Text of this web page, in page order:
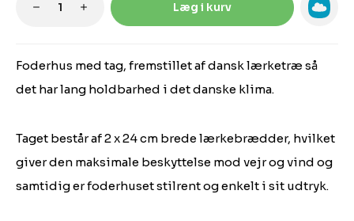
Foderhus med tag, fremstillet af dansk lærketræ så
det har lang holdbarhed i det danske klima.
Taget består af 2 x 24 cm brede lærkebrædder, hvilket
giver den maksimale beskyttelse mod vejr og vind og
samtidig er foderhuset stilrent og enkelt i sit udtryk.
Læg i kurv